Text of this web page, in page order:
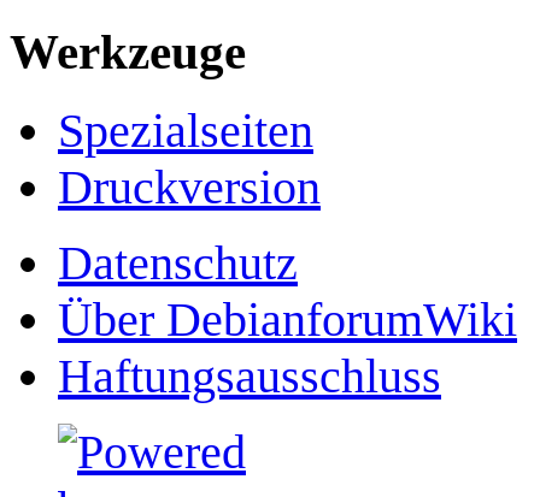
Werkzeuge
Spezialseiten
Druckversion
Datenschutz
Über DebianforumWiki
Haftungsausschluss